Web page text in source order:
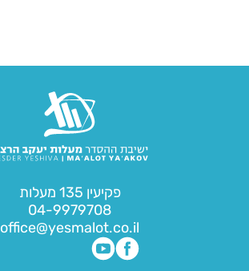
פקיעין 135 מעלות
04-9979708
office@yesmalot.co.il